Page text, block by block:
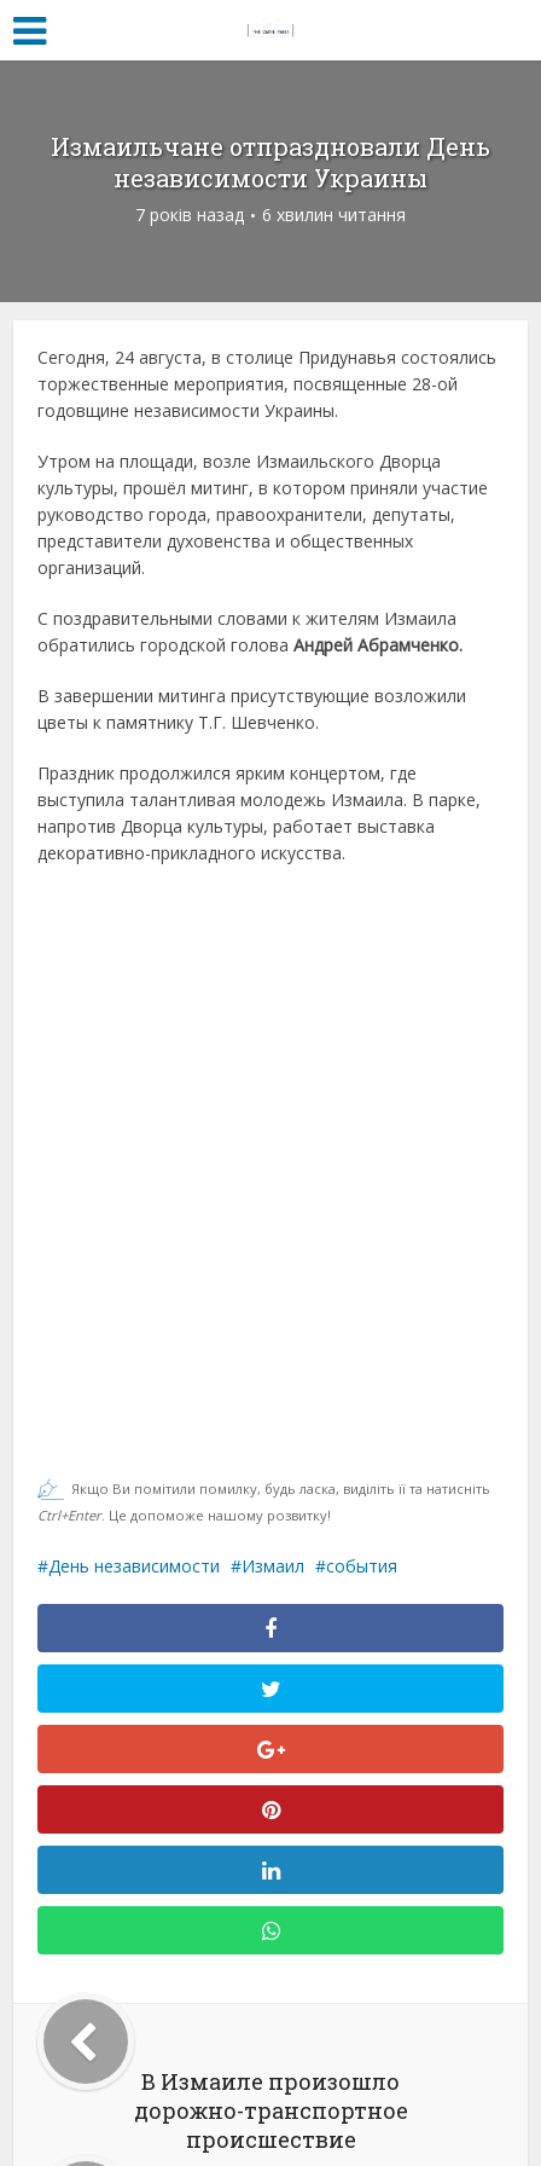
Измаильчане отпраздновали День
независимости Украины
7 років назад 6 хвилин читання
Сегодня, 24 августа, в столице Придунавья состоялись
торжественные мероприятия, посвященные 28-ой
годовщине независимости Украины.
Утром на площади, возле Измаильского Дворца
культуры, прошёл митинг, в котором приняли участие
руководство города, правоохранители, депутаты,
представители духовенства и общественных
организаций.
С поздравительными словами к жителям Измаила
обратились городской головаАндрей Абрамченко.
В завершении митинга присутствующие возложили
цветы к памятнику Т.Г. Шевченко.
Праздник продолжился ярким концертом, где
выступила талантливая молодежь Измаила. В парке,
напротив Дворца культуры, работает выставка
декоративно-прикладного искусства.
Якщо Ви помітили помилку, будь ласка, виділіть її та натисніть
Ctrl+Enter. Це допоможе нашому розвитку!
День независимости Измаил события
В Измаиле произошло
дорожно-транспортное
происшествие